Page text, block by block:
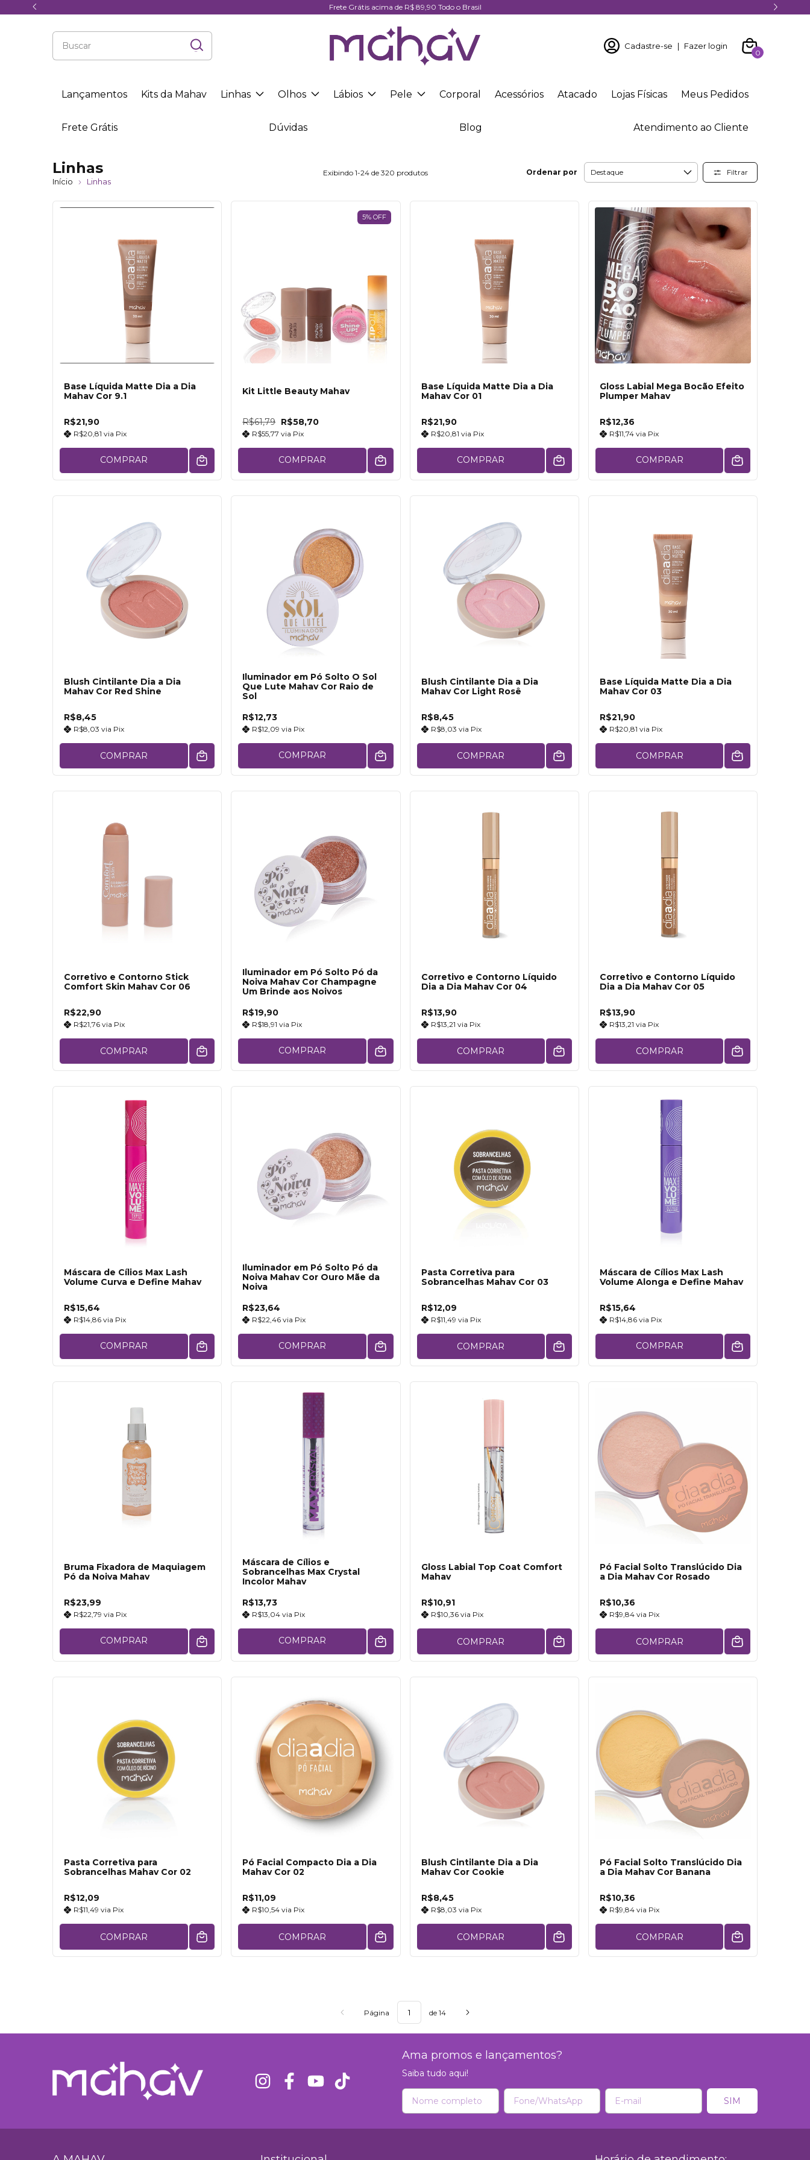
Frete Grátis acima de R$ 89,90 Todo o Brasil
Cadastre-se | Fazer login
0
Lançamentos Kits da Mahav Linhas Olhos Lábios Pele Corporal Acessórios Atacado Lojas Físicas Meus Pedidos
Frete Grátis Dúvidas Blog Atendimento ao Cliente
Linhas
Início Linhas
Exibindo 1-24 de 320 produtos Ordenar por Filtrar
Base Líquida Matte Dia a Dia
Mahav Cor 9.1
R$21,90
R$20,81 via Pix
COMPRAR
5% OFF
Kit Little Beauty Mahav
R$61,79 R$58,70
R$55,77via Pix
COMPRAR
Base Líquida Matte Dia a Dia
Mahav Cor 01
R$21,90
R$20,81 via Pix
COMPRAR
Gloss Labial Mega Bocão Efeito
Plumper Mahav
R$12,36
R$11,74 via Pix
COMPRAR
Blush Cintilante Dia a Dia
Mahav Cor Red Shine
R$8,45
R$8,03 via Pix
COMPRAR
Iluminador em Pó Solto O Sol
Que Lute Mahav Cor Raio de
Sol
R$12,73
R$12,09via Pix
COMPRAR
Blush Cintilante Dia a Dia
Mahav Cor Light Rosê
R$8,45
R$8,03 via Pix
COMPRAR
Base Líquida Matte Dia a Dia
Mahav Cor 03
R$21,90
R$20,81 via Pix
COMPRAR
Corretivo e Contorno Stick
Comfort Skin Mahav Cor 06
R$22,90
R$21,76 via Pix
COMPRAR
Iluminador em Pó Solto Pó da
Noiva Mahav Cor Champagne
Um Brinde aos Noivos
R$19,90
R$18,91via Pix
COMPRAR
Corretivo e Contorno Líquido
Dia a Dia Mahav Cor 04
R$13,90
R$13,21 via Pix
COMPRAR
Corretivo e Contorno Líquido
Dia a Dia Mahav Cor 05
R$13,90
R$13,21 via Pix
COMPRAR
Máscara de Cílios Max Lash
Volume Curva e Define Mahav
R$15,64
R$14,86 via Pix
COMPRAR
Iluminador em Pó Solto Pó da
Noiva Mahav Cor Ouro Mãe da
Noiva
R$23,64
R$22,46via Pix
COMPRAR
Pasta Corretiva para
Sobrancelhas Mahav Cor 03
R$12,09
R$11,49 via Pix
COMPRAR
Máscara de Cílios Max Lash
Volume Alonga e Define Mahav
R$15,64
R$14,86 via Pix
COMPRAR
Bruma Fixadora de Maquiagem
Pó da Noiva Mahav
R$23,99
R$22,79 via Pix
COMPRAR
Máscara de Cílios e
Sobrancelhas Max Crystal
Incolor Mahav
R$13,73
R$13,04via Pix
COMPRAR
Gloss Labial Top Coat Comfort
Mahav
R$10,91
R$10,36 via Pix
COMPRAR
Pó Facial Solto Translúcido Dia
a Dia Mahav Cor Rosado
R$10,36
R$9,84 via Pix
COMPRAR
Pasta Corretiva para
Sobrancelhas Mahav Cor 02
R$12,09
R$11,49 via Pix
COMPRAR
Pó Facial Compacto Dia a Dia
Mahav Cor 02
R$11,09
R$10,54via Pix
COMPRAR
Blush Cintilante Dia a Dia
Mahav Cor Cookie
R$8,45
R$8,03 via Pix
COMPRAR
Pó Facial Solto Translúcido Dia
a Dia Mahav Cor Banana
R$10,36
R$9,84 via Pix
COMPRAR
Página de 14
Ama promos e lançamentos?
Saiba tudo aqui!